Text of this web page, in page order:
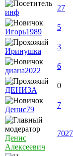
инф
27
Игорь1989
5
Иринушка
3
диана2022
6
ДЕНИЗА
0
Денис79
7
Денис
Алексеевич
7027